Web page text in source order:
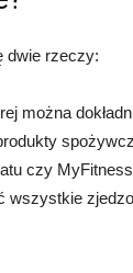
dwie rzeczy:
można
czy
wszystkie